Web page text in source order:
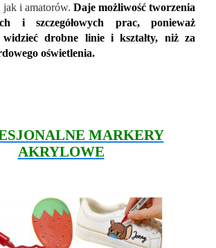
i amatorów. Daje możliwość tworzenia
i szczegółowych prac, ponieważ
drobne linie i kształty, niż za
oświetlenia.
MARKERY
AKRYLOWE